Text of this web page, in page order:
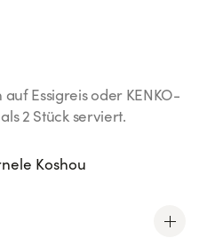
Essigreis oder KENKO-
2 Stück serviert.
Koshou